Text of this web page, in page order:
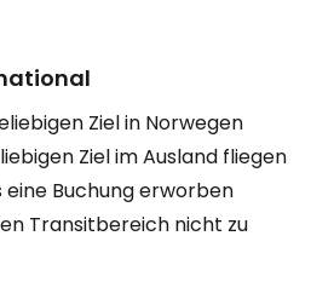
Ziel in Norwegen
Ziel im Ausland fliegen
eine Buchung erworben
Transitbereich nicht zu